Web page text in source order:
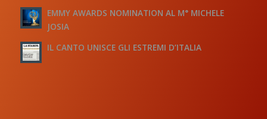
EMMY AWARDS NOMINATION AL M° MICHELE
JOSIA
IL CANTO UNISCE GLI ESTREMI D’ITALIA